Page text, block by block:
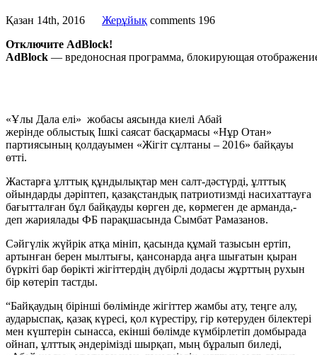
Қазан 14th, 2016 Жерұйық comments 196
Отключите AdBlock!
AdBlock — вредоносная программа, блокирующая
«Ұлы Дала елі» жобасы аясында киелі Абай
жерінде облыстық Ішкі саясат басқармасы «Нұр Отан»
партиясының қолдауымен «Жігіт сұлтаны – 2016» байқауы
өтті.
Жастарға ұлттық құндылықтар мен салт-дәстүрді, ұлттық
ойындарды дәріптеп, қазақстандық патриотизмді насихаттауға
бағытталған бұл байқауды көрген де, көрмеген де арманда,-
деп жариялады ФБ парақшасында Сымбат Рамазанов.
Сәйгүлік жүйрік атқа мініп, қасында құмай тазысын ертіп,
артынған берен мылтығы, қансонарда аңға шығатын қыран
бүркіті бар бөрікті жігіттердің дүбірлі додасы жұрттың рухын
бір көтеріп тастды.
“Байқаудың бірінші бөлімінде жігіттер жамбы ату, теңге алу,
аударыспақ, қазақ күресі, қол күрестіру, гір көтеруден білектері
мен күштерін сынасса, екінші бөлімде күмбірлетіп домбырада
ойнап, ұлттық әндерімізді шырқап, мың бұралып биледі,